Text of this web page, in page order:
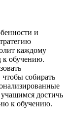
и
каждому
к обучению.
собирать
достичь
к обучению.